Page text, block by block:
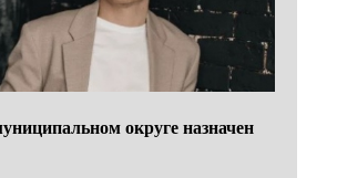
округе назначен